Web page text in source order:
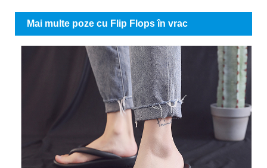
Mai multe poze cu Flip Flops în vrac